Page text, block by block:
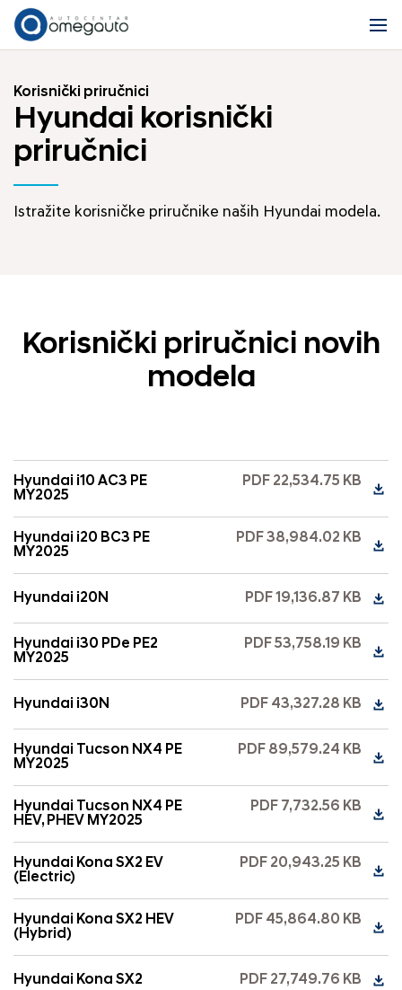
Korisnički priručnici
Hyundai korisnički
priručnici
Istražite korisničke priručnike naših Hyundai modela.
Korisnički priručnici novih
modela
Hyundai i10 AC3 PE
MY2025
PDF 22,534.75 KB
Hyundai i20 BC3 PE
MY2025
PDF 38,984.02 KB
Hyundai i20N PDF 19,136.87 KB
Hyundai i30 PDe PE2
MY2025
PDF 53,758.19 KB
Hyundai i30N PDF 43,327.28 KB
Hyundai Tucson NX4 PE
MY2025
PDF 89,579.24 KB
Hyundai Tucson NX4 PE
HEV, PHEV MY2025
PDF 7,732.56 KB
Hyundai Kona SX2 EV
(Electric)
PDF 20,943.25 KB
Hyundai Kona SX2 HEV
(Hybrid)
PDF 45,864.80 KB
Hyundai Kona SX2 PDF 27,749.76 KB